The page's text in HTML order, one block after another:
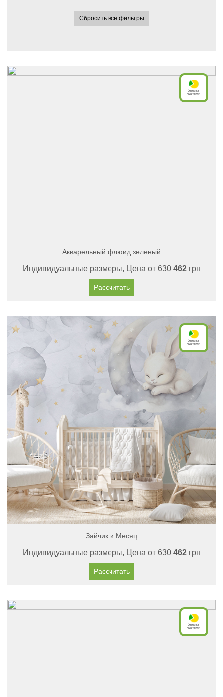
Сбросить все фильтры
Акварельный флюид зеленый
Индивидуальные размеры, Цена от630 462грн
Рассчитать
Зайчик и Месяц
Индивидуальные размеры, Цена от630 462грн
Рассчитать